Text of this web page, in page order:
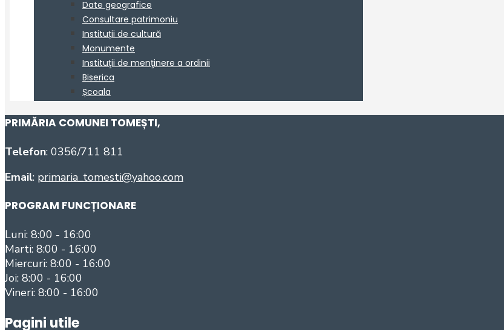
PRIMĂRIA COMUNEI TOMEȘTI,
Telefon: 0356/711 811
Email: primaria_tomesti@yahoo.com
PROGRAM FUNCȚIONARE
Luni: 8:00 - 16:00
Marti: 8:00 - 16:00
Miercuri: 8:00 - 16:00
Joi: 8:00 - 16:00
Vineri: 8:00 - 16:00
Pagini utile